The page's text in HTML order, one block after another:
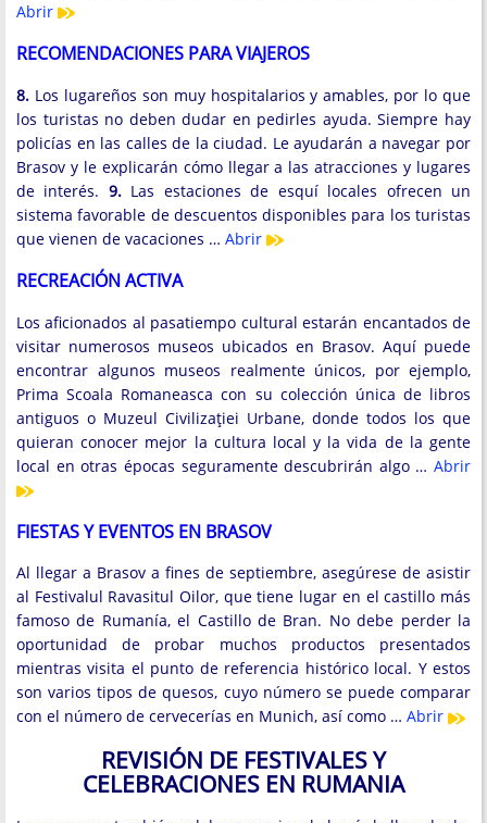
Abrir
RECOMENDACIONES PARA VIAJEROS
8. Los lugareños son muy hospitalarios y amables, por lo que
los turistas no deben dudar en pedirles ayuda. Siempre hay
policías en las calles de la ciudad. Le ayudarán a navegar por
Brasov y le explicarán cómo llegar a las atracciones y lugares
de interés. 9. Las estaciones de esquí locales ofrecen un
sistema favorable de descuentos disponibles para los turistas
que vienen de vacaciones … Abrir
RECREACIÓN ACTIVA
Los aficionados al pasatiempo cultural estarán encantados de
visitar numerosos museos ubicados en Brasov. Aquí puede
encontrar algunos museos realmente únicos, por ejemplo,
Prima Scoala Romaneasca con su colección única de libros
antiguos o Muzeul Civilizaţiei Urbane, donde todos los que
quieran conocer mejor la cultura local y la vida de la gente
local en otras épocas seguramente descubrirán algo … Abrir
FIESTAS Y EVENTOS EN BRASOV
Al llegar a Brasov a fines de septiembre, asegúrese de asistir
al Festivalul Ravasitul Oilor, que tiene lugar en el castillo más
famoso de Rumanía, el Castillo de Bran. No debe perder la
oportunidad de probar muchos productos presentados
mientras visita el punto de referencia histórico local. Y estos
son varios tipos de quesos, cuyo número se puede comparar
con el número de cervecerías en Munich, así como … Abrir
REVISIÓN DE FESTIVALES Y
CELEBRACIONES EN RUMANIA